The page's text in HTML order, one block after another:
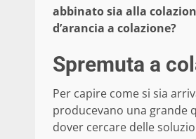
abbinato sia alla
d’arancia a colazione?
Spremuta a
Per capire come si sia
producevano una grande
dover cercare delle